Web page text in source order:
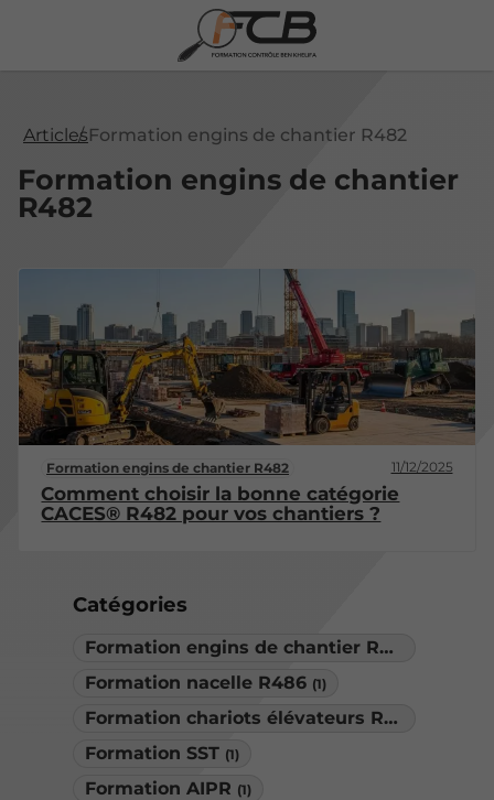
Catégories
Formation engins de chantier R482
Formation nacelle R486 (1)
Formation chariots élévateurs R489
Formation SST (1)
Formation AIPR (1)
ArticlesFormation engins de chantier R482
Formation engins de chantier
R482
Formation engins de chantier R482 11/12/2025
Comment choisir la bonne catégorie
CACES® R482 pour vos chantiers ?